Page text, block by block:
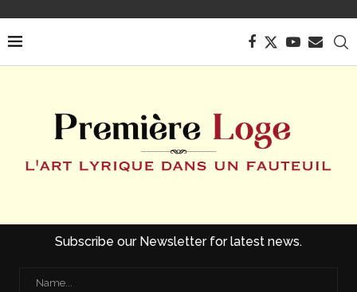
Subscribe our Newsletter for latest news.